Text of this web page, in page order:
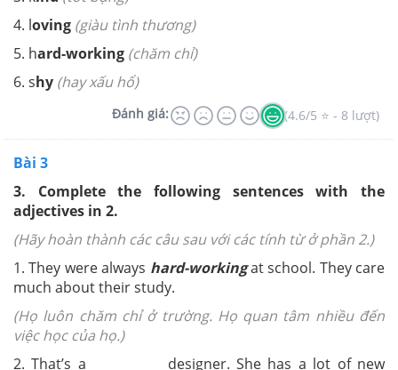
4. loving (giàu tình thương)
5. hard-working (chăm chỉ)
6. shy (hay xấu hổ)
Đánh giá: (4.6/5 ⭐ - 8 lượt)
Bài 3
3. Complete the following sentences with the
adjectives in 2.
(Hãy hoàn thành các câu sau với các tính từ ở phần 2.)
1. They were always hard-workingat school. They care
much about their study.
(Họ luôn chăm chỉ ở trường. Họ quan tâm nhiều đến
việc học của họ.)
2. That’s a ___________ designer. She has a lot of new